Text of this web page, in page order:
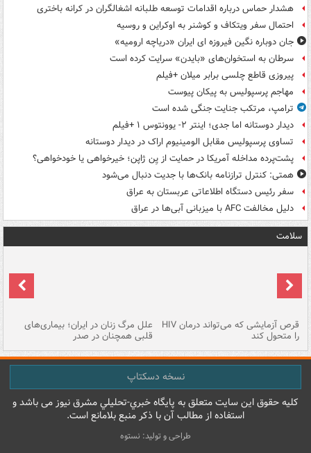
هشدار حماس درباره اقدامات توسعه طلبانه اشغالگران در کرانه باختری
احتمال سفر ویتکاف و کوشنر به اوکراین و روسیه
جان دوباره نگین فیروزه ای ایران «دریاچه ارومیه»
سرطان به استخوان‌های «بایدن» سرایت کرده است
پیروزی قاطع چلسی برابر میلان +فیلم
مهاجم پرسپولیس به پیکان پیوست
ترامپ، مرتکب جنایت جنگی شده است
دیدار دوستانه اما جدی؛ اینتر ۲- یوونتوس ۱ +فیلم
تساوی پرسپولیس مقابل الومینیوم اراک در دیدار دوستانه
پشت‌پرده مداخله آمریکا در حمایت از یِن ژاپن؛ خیرخواهی یا خودخواهی؟
همتی: کنترل ترازنامه بانک‌ها با جدیت دنبال می‌شود
سفر رئیس دستگاه اطلاعاتی عربستان به عراق
دلیل مخالفت AFC با میزبانی آبی‌ها در عراق
سلامت
قرص آزمایشی که می‌تواند درمان HIV
را متحول کند
علل مرگ زنان در ایران؛ بیماری‌های
قلبی همچنان در صدر
نسخه دسکتاپ
کليه حقوق اين سايت متعلق به پایگاه خبري-تحليلي مشرق نيوز می باشد و
استفاده از مطالب آن با ذکر منبع بلامانع است.
طراحی و تولید: نستوه